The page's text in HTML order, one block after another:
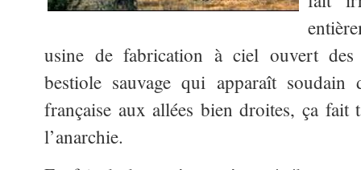
usine de fabrication à ciel ouvert
bestiole sauvage qui apparaît
française aux allées bien droites, ça fait
l’anarchie.